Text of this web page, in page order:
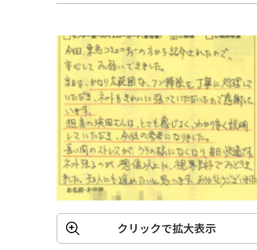
クリックで拡大表示